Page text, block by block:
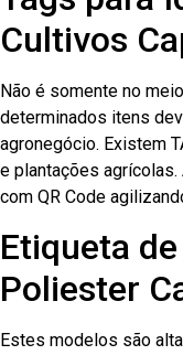
Cultivos
Não é somente no
determinados itens
agronegócio. Existem
e plantações agrícolas.
com QR Code
Etiqueta
Poliester
Estes modelos são